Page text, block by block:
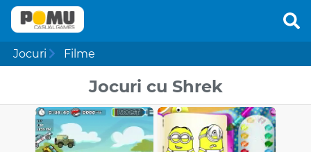
Jocuri Filme
Jocuri cu Shrek